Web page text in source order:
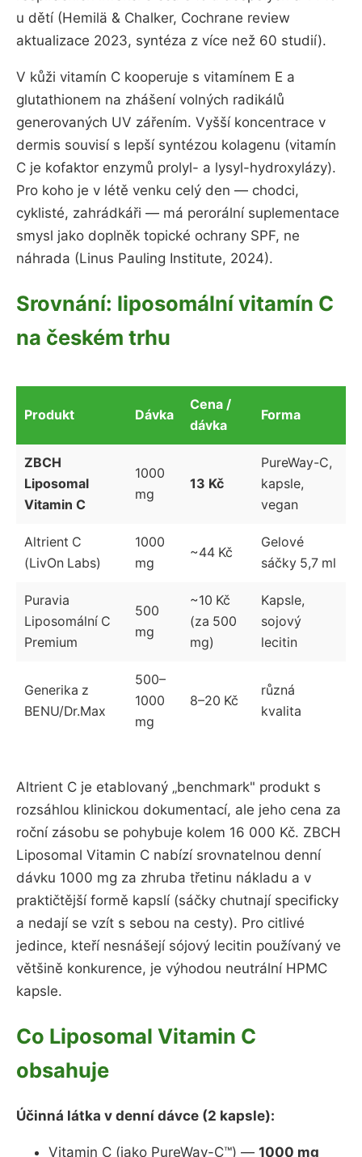
u dětí (Hemilä & Chalker, Cochrane review
aktualizace 2023, syntéza z více než 60 studií).
V kůži vitamín C kooperuje s vitamínem E a
glutathionem na zhášení volných radikálů
generovaných UV zářením. Vyšší koncentrace v
dermis souvisí s lepší syntézou kolagenu (vitamín
C je kofaktor enzymů prolyl- a lysyl-hydroxylázy).
Pro koho je v létě venku celý den — chodci,
cyklisté, zahrádkáři — má perorální suplementace
smysl jako doplněk topické ochrany SPF, ne
náhrada (Linus Pauling Institute, 2024).
Srovnání: liposomální vitamín C
na českém trhu
Produkt Dávka
Cena /
dávka
Forma
ZBCH
Liposomal
Vitamin C
1000
mg
13 Kč
PureWay-C,
kapsle,
vegan
Altrient C
(LivOn Labs)
1000
mg
~44 Kč
Gelové
sáčky 5,7 ml
Puravia
Liposomální C
Premium
500
mg
~10 Kč
(za 500
mg)
Kapsle,
sojový
lecitin
Generika z
BENU/Dr.Max
500–
1000
mg
8–20 Kč
různá
kvalita
Altrient C je etablovaný „benchmark" produkt s
rozsáhlou klinickou dokumentací, ale jeho cena za
roční zásobu se pohybuje kolem 16 000 Kč. ZBCH
Liposomal Vitamin C nabízí srovnatelnou denní
dávku 1000 mg za zhruba třetinu nákladu a v
praktičtější formě kapslí (sáčky chutnají specificky
a nedají se vzít s sebou na cesty). Pro citlivé
jedince, kteří nesnášejí sójový lecitin používaný ve
většině konkurence, je výhodou neutrální HPMC
kapsle.
Co Liposomal Vitamin C
obsahuje
Účinná látka v denní dávce (2 kapsle):
Vitamin C (jako PureWay-C™) — 1000 mg